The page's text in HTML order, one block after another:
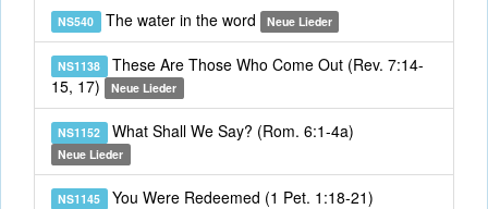
NS540 The water in the word Neue Lieder
NS1138 These Are Those Who Come Out (Rev. 7:14-
15, 17)
Neue Lieder
NS1152 What Shall We Say? (Rom. 6:1-4a)
Neue Lieder
NS1145 You Were Redeemed (1 Pet. 1:18-21)